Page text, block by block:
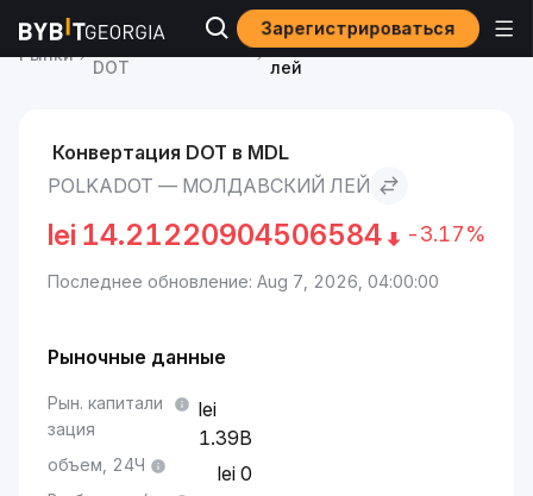
Зарегистрироваться
Рынки
Курс Polkadot
DOT
Polkadot to Молдавский
лей
Конвертация DOT в MDL
POLKADOT — МОЛДАВСКИЙ ЛЕЙ
lei 14.21220904506584 -3.17%
Последнее обновление: Aug 7, 2026, 04:00:00
Рыночные данные
Рын. капитали
зация
1.39B
объем, 24Ч 0